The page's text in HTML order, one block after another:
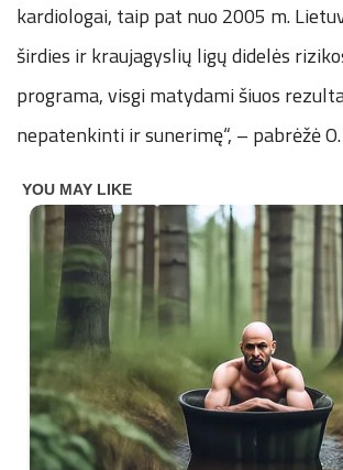
kardiologai, taip pat nuo 2005 m.
širdies ir kraujagyslių ligų didelės
programa, visgi matydami šiuos
nepatenkinti ir sunerimę“, – pabrėžė